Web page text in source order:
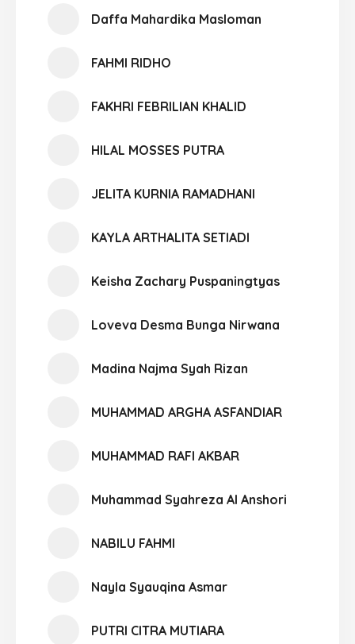
Daffa Mahardika Masloman
FAHMI RIDHO
FAKHRI FEBRILIAN KHALID
HILAL MOSSES PUTRA
JELITA KURNIA RAMADHANI
KAYLA ARTHALITA SETIADI
Keisha Zachary Puspaningtyas
Loveva Desma Bunga Nirwana
Madina Najma Syah Rizan
MUHAMMAD ARGHA ASFANDIAR
MUHAMMAD RAFI AKBAR
Muhammad Syahreza Al Anshori
NABILU FAHMI
Nayla Syauqina Asmar
PUTRI CITRA MUTIARA